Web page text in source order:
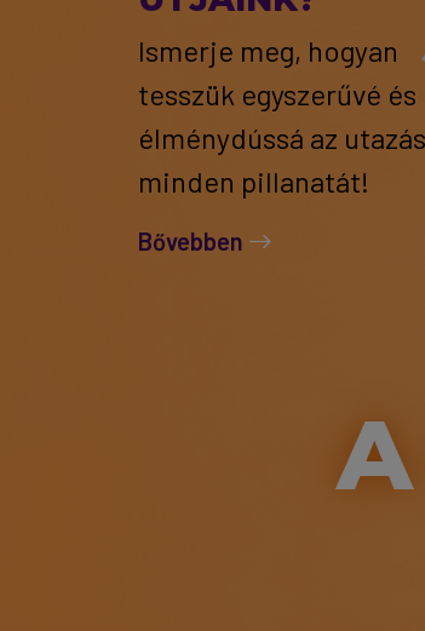
Ismerje meg, hogyan
tesszük egyszerűvé és
élménydússá az utazás
minden pillanatát!
Bővebben